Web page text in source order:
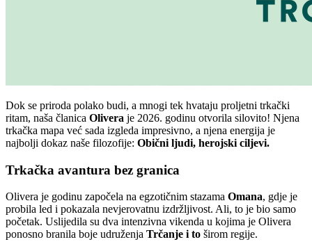
Dok se priroda polako budi, a mnogi tek hvataju proljetni trkački
ritam, naša članica Olivera je 2026. godinu otvorila silovito! Njena
trkačka mapa već sada izgleda impresivno, a njena energija je
najbolji dokaz naše filozofije: Obični ljudi, herojski ciljevi.
Trkačka avantura bez granica
Olivera je godinu započela na egzotičnim stazama Omana, gdje je
probila led i pokazala nevjerovatnu izdržljivost. Ali, to je bio samo
početak. Uslijedila su dva intenzivna vikenda u kojima je Olivera
ponosno branila boje udruženja Trčanje i to širom regije.